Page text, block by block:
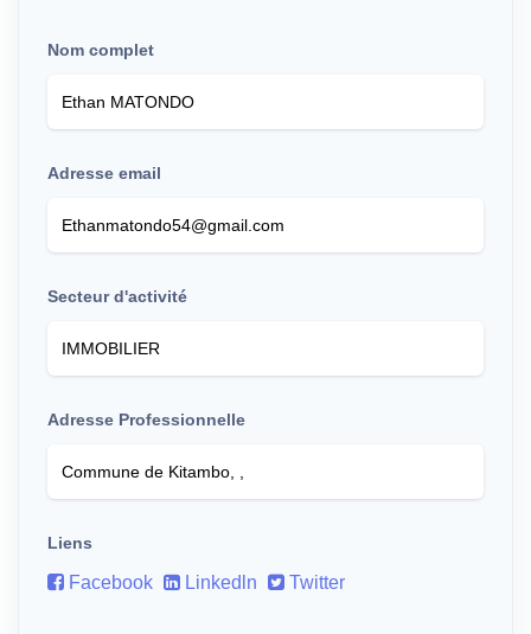
Nom complet
Adresse email
Secteur d'activité
Adresse Professionnelle
Liens
Facebook Linkedln Twitter